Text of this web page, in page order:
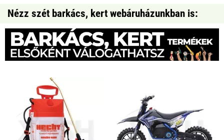
Nézz szét barkács, kert webáruházunkban is: